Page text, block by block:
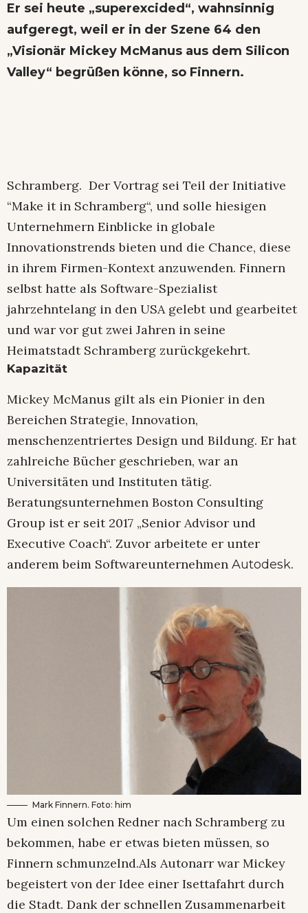
Er sei heute „superexcided“, wahnsinnig
aufgeregt, weil er in der Szene 64 den
„Visionär Mickey McManus aus dem Silicon
Valley“ begrüßen könne, so Finnern.
Schramberg. Der Vortrag sei Teil der Initiative
“Make it in Schramberg“, und solle hiesigen
Unternehmern Einblicke in globale
Innovationstrends bieten und die Chance, diese
in ihrem Firmen-Kontext anzuwenden. Finnern
selbst hatte als Software-Spezialist
jahrzehntelang in den USA gelebt und gearbeitet
und war vor gut zwei Jahren in seine
Heimatstadt Schramberg zurückgekehrt.
Kapazität
Mickey McManus gilt als ein Pionier in den
Bereichen Strategie, Innovation,
menschenzentriertes Design und Bildung. Er hat
zahlreiche Bücher geschrieben, war an
Universitäten und Instituten tätig.
Beratungsunternehmen Boston Consulting
Group ist er seit 2017 „Senior Advisor und
Executive Coach“. Zuvor arbeitete er unter
anderem beim Softwareunternehmen Autodesk.
Mark Finnern. Foto: him
Um einen solchen Redner nach Schramberg zu
bekommen, habe er etwas bieten müssen, so
Finnern schmunzelnd.Als Autonarr war Mickey
begeistert von der Idee einer Isettafahrt durch
die Stadt. Dank der schnellen Zusammenarbeit